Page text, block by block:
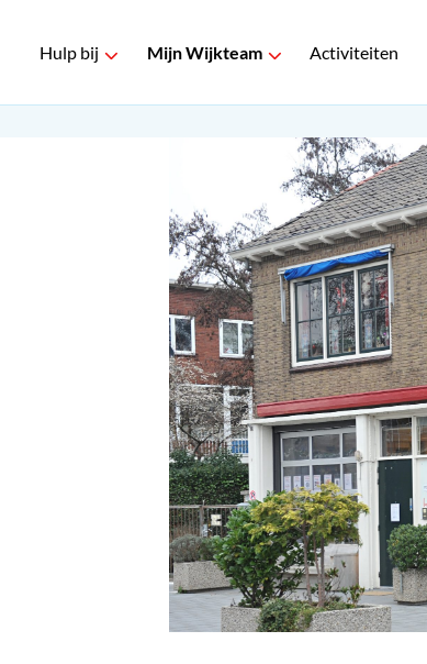
Hulp bij Mijn Wijkteam Activiteiten